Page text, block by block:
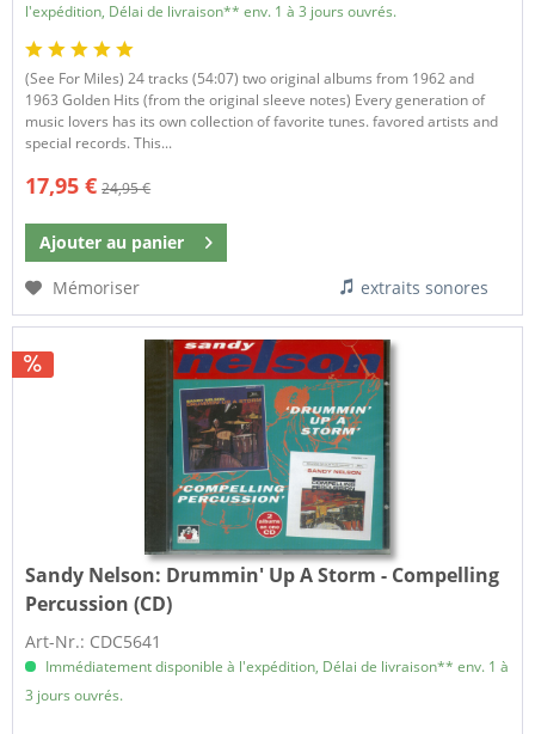
l'expédition, Délai de livraison** env. 1 à 3 jours ouvrés.
(See For Miles) 24 tracks (54:07) two original albums from 1962 and
1963 Golden Hits (from the original sleeve notes) Every generation of
music lovers has its own collection of favorite tunes. favored artists and
special records. This...
17,95 € 24,95 €
Ajouter au panier
Mémoriser
extraits sonores
Sandy Nelson: Drummin' Up A Storm - Compelling
Percussion (CD)
Art-Nr.: CDC5641
Immédiatement disponible à l'expédition, Délai de livraison** env. 1 à
3 jours ouvrés.